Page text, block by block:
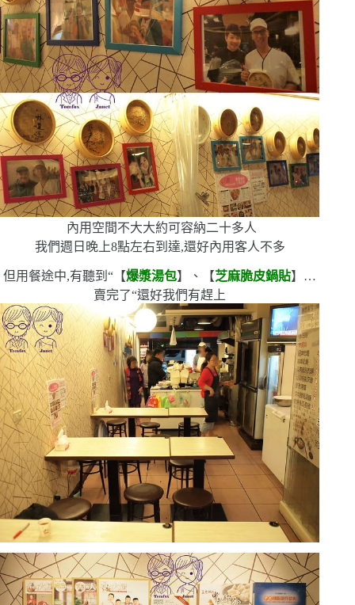
內用空間不大大約可容納二十多人
我們週日晚上8點左右到達,還好內用客人不多
但用餐途中,有聽到“ 【爆漿湯包】、【芝麻脆皮鍋貼】…
賣完了“還好我們有趕上